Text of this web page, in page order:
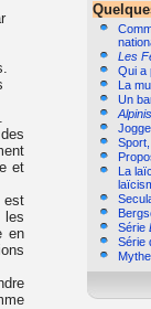
et
est
les
en
Les
Qui a
La
Un
La
Série
Série